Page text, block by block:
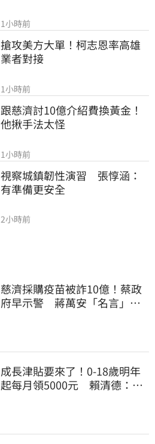
1小時前
搶攻美方大單！柯志恩率高雄
業者對接
1小時前
跟慈濟討10億介紹費換黃金！
他揪手法太怪
1小時前
視察城鎮韌性演習　張惇涵：
有準備更安全
2小時前
慈濟採購疫苗被詐10億！蔡政
府早示警 蔣萬安「名言」翻
成長津貼要來了！0-18歲明年
起每月領5000元 賴清德：此